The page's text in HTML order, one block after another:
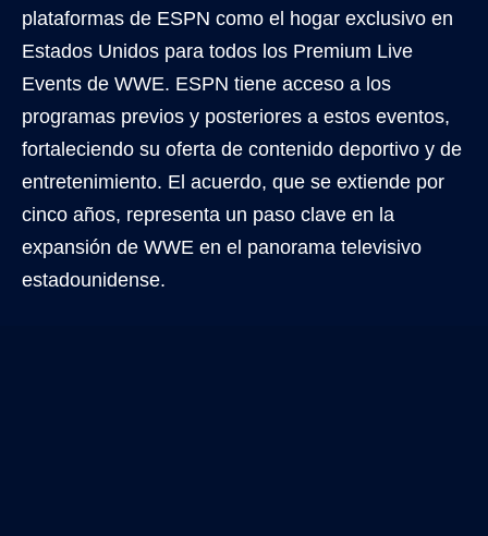
plataformas de ESPN como el hogar exclusivo en
Estados Unidos para todos los Premium Live
Events de WWE. ESPN tiene acceso a los
programas previos y posteriores a estos eventos,
fortaleciendo su oferta de contenido deportivo y de
entretenimiento. El acuerdo, que se extiende por
cinco años, representa un paso clave en la
expansión de WWE en el panorama televisivo
estadounidense.